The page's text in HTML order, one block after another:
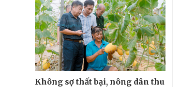
Không sợ thất bại, nông dân thu